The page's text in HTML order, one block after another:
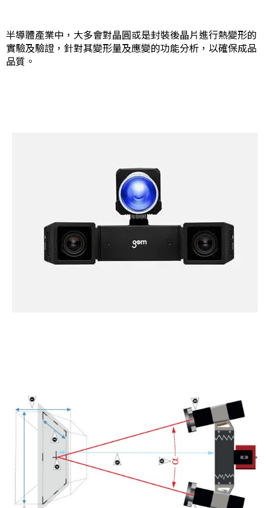
半導體產業中，大多會對晶圓或是封裝後晶片進行熱變形的
實驗及驗證，針對其變形量及應變的功能分析，以確保成品
品質。